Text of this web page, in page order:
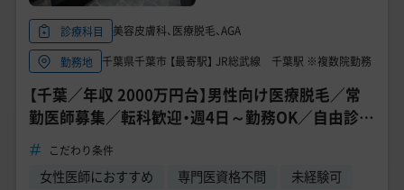
診療科目
美容皮膚科、医療脱毛、AGA
勤務地
千葉県千葉市 【最寄駅】 JR総武線 千葉駅 ※複数院勤務
【千葉／年収 2000万円台】男性向け医療脱毛／常
勤医師募集／転科歓迎・週4日～勤務OK／自由診療
未経験OK《ゴリラクリニック 千葉院》
こだわり条件
女性医師におすすめ 専門医資格不問
未経験可